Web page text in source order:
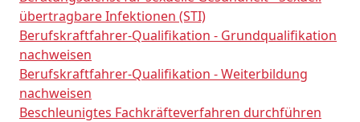
übertragbare Infektionen (STI)
Berufskraftfahrer-Qualifikation - Grundqualifikation
nachweisen
Berufskraftfahrer-Qualifikation - Weiterbildung
nachweisen
Beschleunigtes Fachkräfteverfahren durchführen